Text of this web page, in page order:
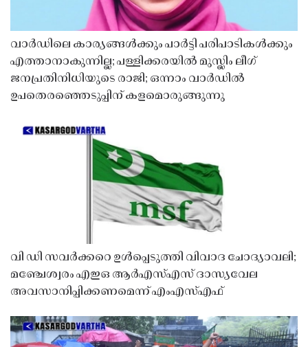
വാർഡിലെ കാര്യങ്ങൾക്കും പാർട്ടി പരിപാടികൾക്കും
എത്താനാകുന്നില്ല; പള്ളിക്കരയിൽ മുസ്ലിം ലീഗ്
ജനപ്രതിനിധിയുടെ രാജി; ഒന്നാം വാർഡിൽ
ഉപതെരഞ്ഞെടുപ്പിന് കളമൊരുങ്ങുന്നു
വി ഡി സവർക്കറെ ഉൾപ്പെടുത്തി വിവാദ ചോദ്യാവലി;
മഞ്ചേശ്വരം എഇഒ ആർഎസ്എസ് ദാസ്യവേല
അവസാനിപ്പിക്കണമെന്ന് എംഎസ്എഫ്